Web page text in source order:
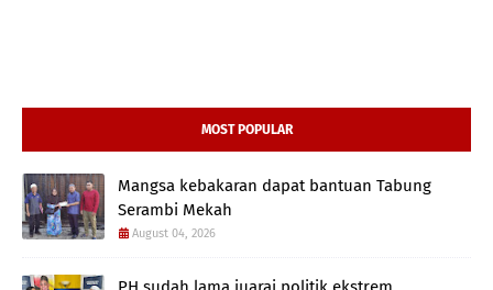
MOST POPULAR
Mangsa kebakaran dapat bantuan Tabung
Serambi Mekah
August 04, 2026